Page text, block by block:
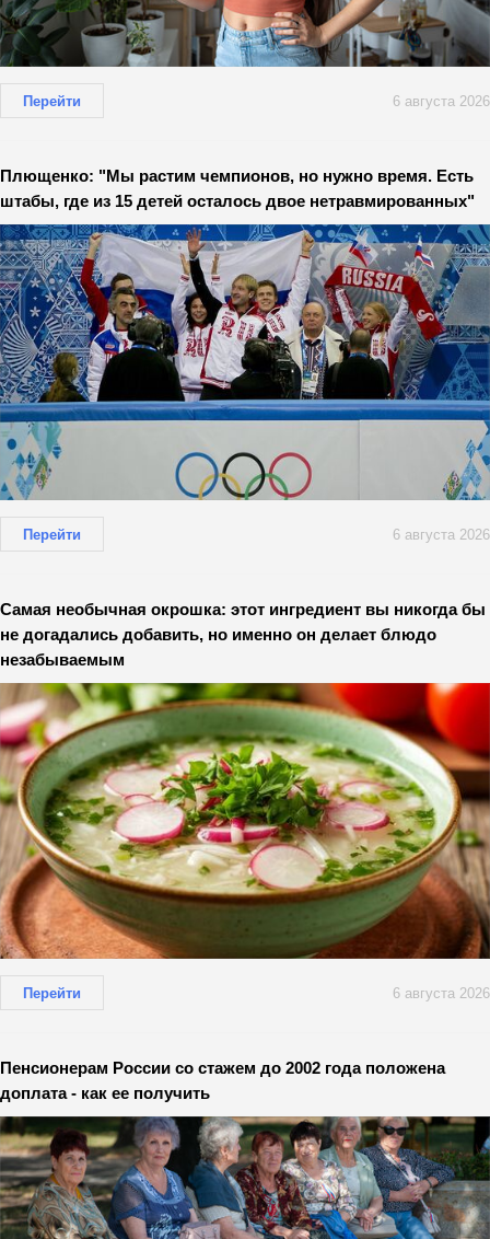
Перейти 6 августа 2026
Плющенко: "Мы растим чемпионов, но нужно время. Есть
штабы, где из 15 детей осталось двое нетравмированных"
Перейти 6 августа 2026
Самая необычная окрошка: этот ингредиент вы никогда бы
не догадались добавить, но именно он делает блюдо
незабываемым
Перейти 6 августа 2026
Пенсионерам России со стажем до 2002 года положена
доплата - как ее получить